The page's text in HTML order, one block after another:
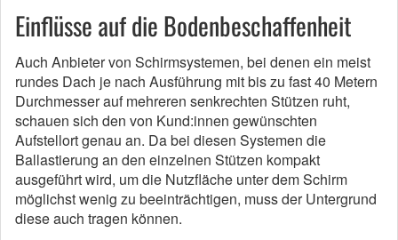
Einflüsse auf die Bodenbeschaffenheit
Auch Anbieter von Schirmsystemen, bei denen ein meist
rundes Dach je nach Ausführung mit bis zu fast 40 Metern
Durchmesser auf mehreren senkrechten Stützen ruht,
schauen sich den von Kund:innen gewünschten
Aufstellort genau an. Da bei diesen Systemen die
Ballastierung an den einzelnen Stützen kompakt
ausgeführt wird, um die Nutzfläche unter dem Schirm
möglichst wenig zu beeinträchtigen, muss der Untergrund
diese auch tragen können.